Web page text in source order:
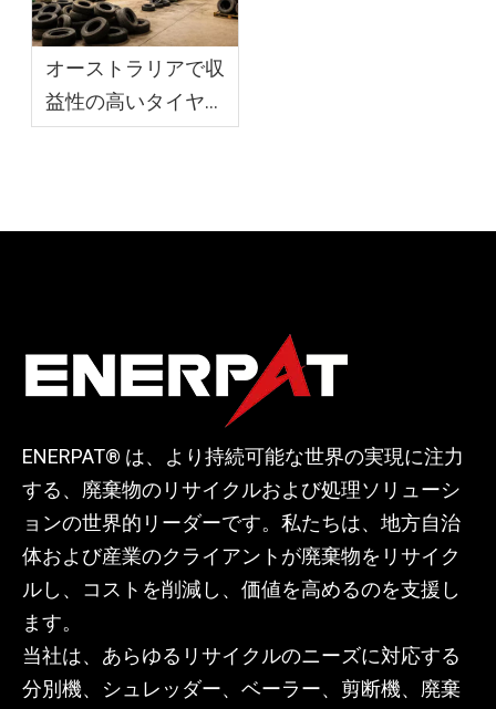
オーストラリアで収
益性の高いタイヤリ
サイクル事業を構築
ENERPAT® は、より持続可能な世界の実現に注力
する、廃棄物のリサイクルおよび処理ソリューシ
ョンの世界的リーダーです。私たちは、地方自治
体および産業のクライアントが廃棄物をリサイク
ルし、コストを削減し、価値を高めるのを支援し
ます。
当社は、あらゆるリサイクルのニーズに対応する
分別機、シュレッダー、ベーラー、剪断機、廃棄